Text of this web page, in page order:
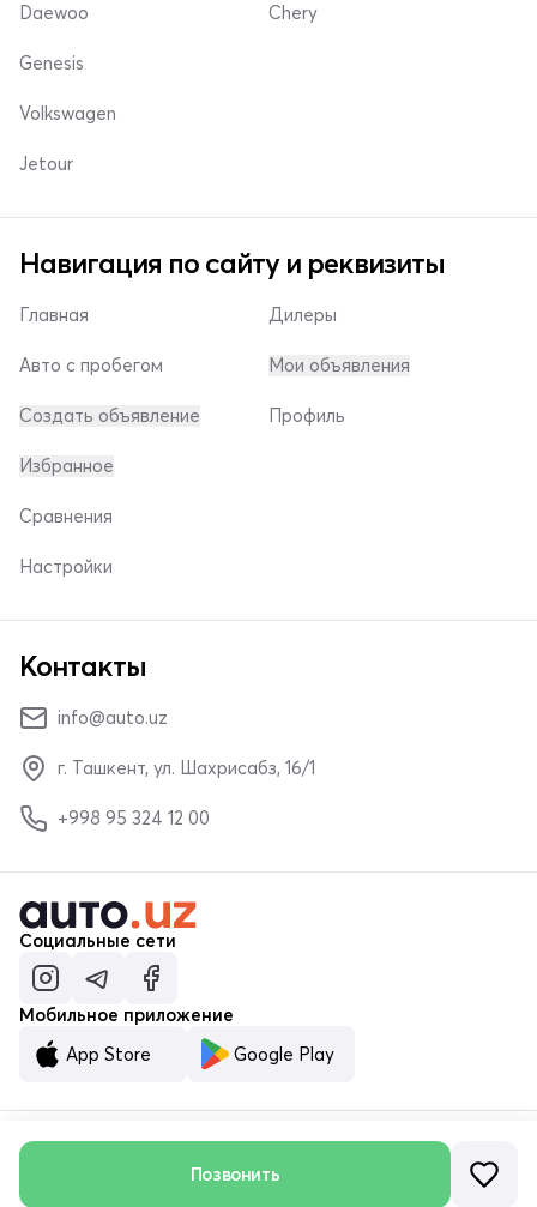
Позвонить
Daewoo Chery
Genesis
Volkswagen
Jetour
Навигация по сайту и реквизиты
Главная
Авто с пробегом
Создать объявление
Дилеры
Мои объявления
Профиль
Избранное
Сравнения
Настройки
Контакты
info@auto.uz
г. Ташкент, ул. Шахрисабз, 16/1
+998 95 324 12 00
Социальные сети
Мобильное приложение
App Store
Google Play
© ООО «MALUMOTNOMA» 2023–2026